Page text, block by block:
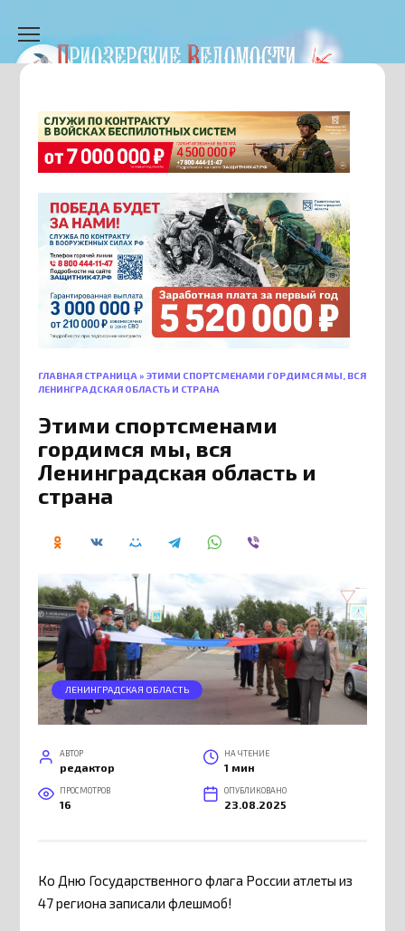
содержанию
ГЛАВНАЯ СТРАНИЦА »ЭТИМИ СПОРТСМЕНАМИ ГОРДИМСЯ МЫ, ВСЯ
ЛЕНИНГРАДСКАЯ ОБЛАСТЬ И СТРАНА
Этими спортсменами
гордимся мы, вся
Ленинградская область и
страна
ЛЕНИНГРАДСКАЯ ОБЛАСТЬ
АВТОР
редактор
НА ЧТЕНИЕ
1 мин
ПРОСМОТРОВ
16
ОПУБЛИКОВАНО
23.08.2025
Ко Дню Государственного флага России атлеты из
47 региона записали флешмоб!